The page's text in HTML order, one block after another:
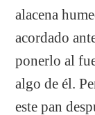
alacena
acordado
ponerlo al
algo de él.
este pan